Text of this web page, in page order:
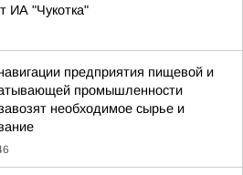
ИА "Чукотка"
предприятия пищевой и
промышленности
необходимое сырье и